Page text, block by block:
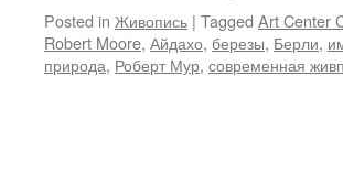
Posted in Живопись | Tagged Art Center
Robert Moore, Айдахо, березы, Берли,
природа, Роберт Мур, современная